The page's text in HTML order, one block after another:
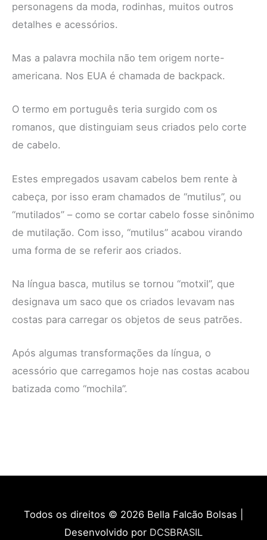
personagens da moda, rodinhas, muitos outros
detalhes e acessórios.
Mas a palavra mochila não tem origem norte-
americana. Nos EUA é chamada de backpack.
O termo em português teria surgido com os
romanos, que distinguiam seus criados pelo corte
de cabelo.
Estes empregados usavam cabelos bem rente à
cabeça, por isso eram chamados de “mutilus”, ou
“mutilados” – como se cortar cabelo fosse sinônimo
de mutilação. Com isso, “mutilus” acabou virando
uma forma de se referir aos criados.
Na língua basca, mutilus se tornou “motxil”, que
designava um saco que os criados levavam nas
costas para carregar os objetos de seus patrões.
Após algumas transformações da língua, o
acessório que carregamos hoje nas costas acabou
batizada como “mochila”.
Todos os direitos © 2026 Bella Falcão Bolsas
Desenvolvido por DCSBRASIL